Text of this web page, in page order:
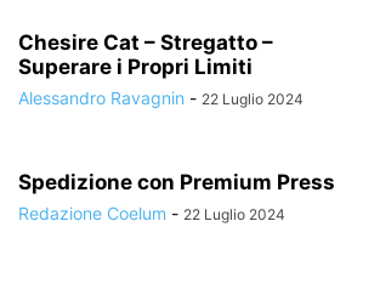
Chesire Cat – Stregatto –
Superare i Propri Limiti
Alessandro Ravagnin - 22 Luglio 2024
Spedizione con Premium Press
Redazione Coelum - 22 Luglio 2024